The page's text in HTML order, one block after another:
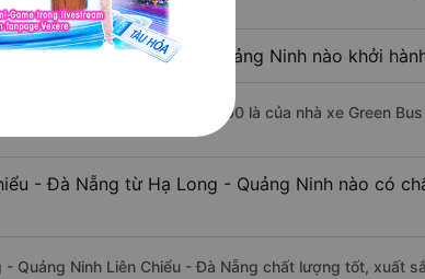
- Đà Nẵng từ Hạ Long - Quảng Ninh nào khởi
trễ (muộn) nhất là vào lúc 17:00 là của nhà xe Green
- Đà Nẵng từ Hạ Long - Quảng Ninh nào có
- Quảng Ninh Liên Chiểu - Đà Nẵng chất lượng tốt, xuất